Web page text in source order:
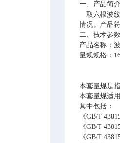
一、产品简介
取六根波
情况。 产品
二、技术参数
产品名称 ：
量规规格 ：
本套量规是
本套量规适
其中包括：
《GB/T
《GB/T
《GB/T